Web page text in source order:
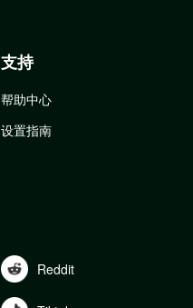
支持
帮助中心
设置指南
Reddit